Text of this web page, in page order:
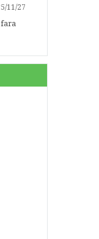
11/27
fara